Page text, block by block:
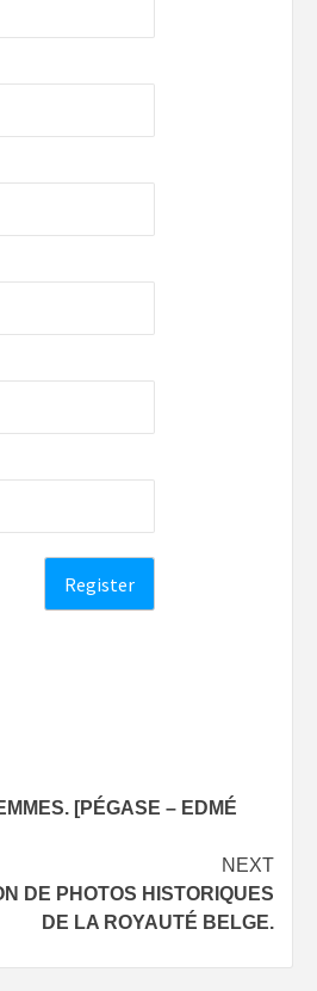
[PÉGASE – EDMÉ
NEXT
DE PHOTOS HISTORIQUES
DE LA ROYAUTÉ BELGE.